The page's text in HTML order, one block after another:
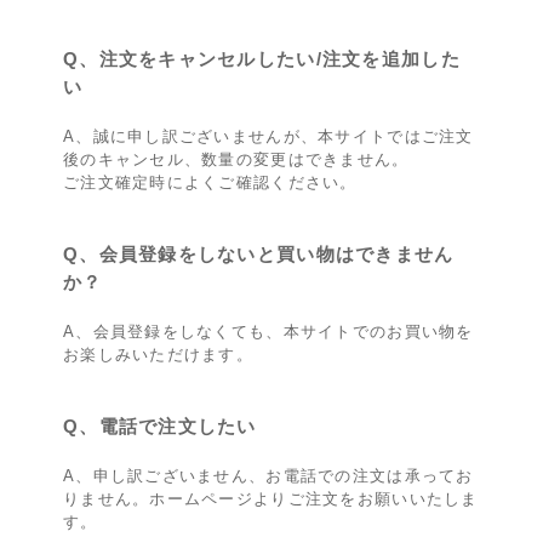
Q、注文をキャンセルしたい/注文を追加した
い
A、誠に申し訳ございませんが、本サイトではご注文
後のキャンセル、数量の変更はできません。
ご注文確定時によくご確認ください。
Q、会員登録をしないと買い物はできません
か？
A、会員登録をしなくても、本サイトでのお買い物を
お楽しみいただけます。
Q、電話で注文したい
A、申し訳ございません、お電話での注文は承ってお
りません。ホームページよりご注文をお願いいたしま
す。